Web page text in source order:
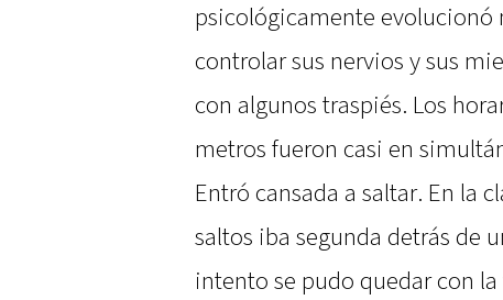
psicológicamente
controlar sus nervios y sus
con algunos traspiés. Los
metros fueron casi en
Entró cansada a saltar. En la
saltos iba segunda detrás de
intento se pudo quedar con